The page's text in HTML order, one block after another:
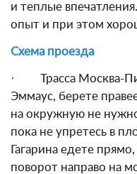
и теплые
опыт и при этом
Схема проезда
· Трасса Москва-
Эммаус, берете
на окружную не
пока не упретесь в
Гагарина едете
поворот направо на